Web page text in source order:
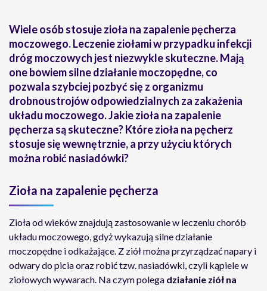
Wiele osób stosuje zioła na zapalenie pęcherza
moczowego. Leczenie ziołami w przypadku infekcji
dróg moczowych jest niezwykle skuteczne. Mają
one bowiem silne działanie moczopędne, co
pozwala szybciej pozbyć się z organizmu
drobnoustrojów odpowiedzialnych za zakażenia
układu moczowego. Jakie zioła na zapalenie
pęcherza są skuteczne? Które zioła na pęcherz
stosuje się wewnętrznie, a przy użyciu których
można robić nasiadówki?
Zioła na zapalenie pęcherza
Zioła od wieków znajdują zastosowanie w leczeniu chorób
układu moczowego, gdyż wykazują silne działanie
moczopędne i odkażające. Z ziół można przyrządzać napary i
odwary do picia oraz robić tzw. nasiadówki, czyli kąpiele w
ziołowych wywarach. Na czym polega działanie ziół na